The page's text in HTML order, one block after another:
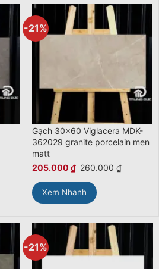
-21%
Gạch 30×60 Viglacera MDK-
362029 granite porcelain men
matt
205.000 ₫ 260.000₫
Xem Nhanh
-21%